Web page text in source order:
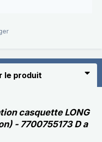
le produit
casquette LONG
- 7700755173 D a